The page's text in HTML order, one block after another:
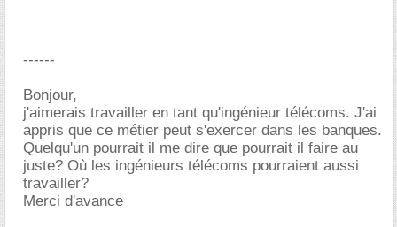
------
Bonjour,
j'aimerais travailler en tant qu'ingénieur télécoms. J'ai
appris que ce métier peut s'exercer dans les banques.
Quelqu'un pourrait il me dire que pourrait il faire au
juste? Où les ingénieurs télécoms pourraient aussi
travailler?
Merci d'avance